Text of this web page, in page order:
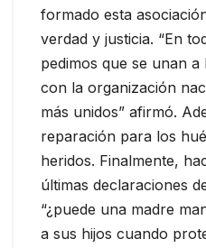
formado esta
verdad y justicia. “En
pedimos que se unan
con la organización
más unidos” afirmó.
reparación para los
heridos. Finalmente,
últimas declaraciones
“¿puede una madre
a sus hijos cuando